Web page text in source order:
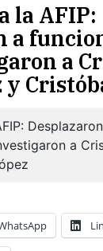
la AFIP:
a
a
y